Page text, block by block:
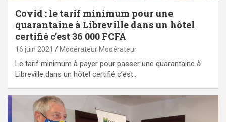
Covid : le tarif minimum pour une
quarantaine à Libreville dans un hôtel
certifié c’est 36 000 FCFA
16 juin 2021 Modérateur Modérateur
Le tarif minimum à payer pour passer une quarantaine à
Libreville dans un hôtel certifié c’est…